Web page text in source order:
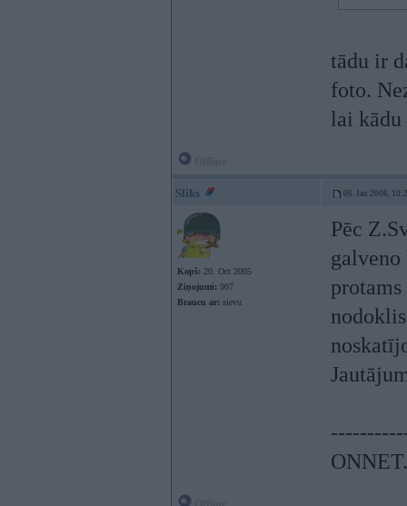
tādu ir
foto.
lai kādu
Sliks 06. Jan 2006,
Kopš: 20. Oct 2005
Ziņojumi: 907
Braucu ar: sievu
Pēc